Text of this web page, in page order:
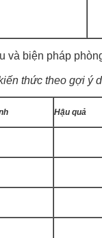
và biện pháp
thức theo gợi ý
Hậu quả